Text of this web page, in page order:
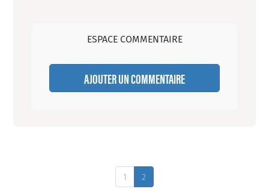
ESPACE COMMENTAIRE
AJOUTER UN COMMENTAIRE
1 2